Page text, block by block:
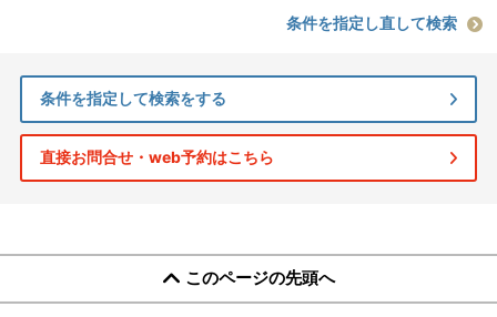
条件を指定し直して検索
条件を指定して検索をする
直接お問合せ・web予約はこちら
このページの先頭へ